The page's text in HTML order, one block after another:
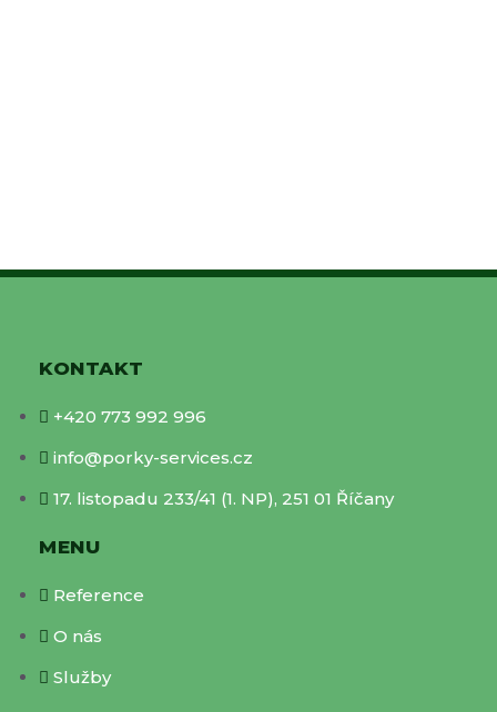
KONTAKT
+420 773 992 996
info@porky-services.cz
17. listopadu 233/41 (1. NP), 251 01 Říčany
MENU
Reference
O nás
Služby